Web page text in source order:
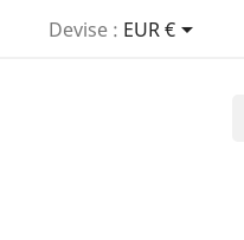
Devise : EUR €